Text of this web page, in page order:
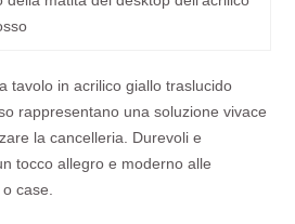
tavolo in acrilico giallo traslucido
rappresentano una soluzione vivace
la cancelleria. Durevoli e
tocco allegro e moderno alle
case.